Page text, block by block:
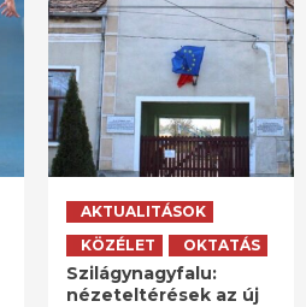
AKTUALITÁSOK
KÖZÉLET
OKTATÁS
Szilágynagyfalu:
nézeteltérések az új